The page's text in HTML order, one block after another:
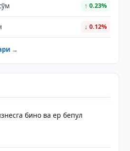
↑ 0.23%
↓ 0.12%
→
бино ва ер бепул